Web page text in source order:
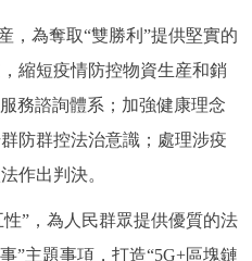
服務 部門服務
服務 投資項目
為奪取“雙勝利”提供堅實的
縮短疫情防控物資生産和銷
務諮詢體系；加強健康理念
防群控法治意識；處理涉疫
作出判決。
”，為人民群眾提供優質的法
”主題事項，打造“5G+區塊鏈